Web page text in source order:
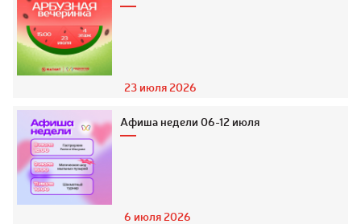
23 июля 2026
Афиша недели 06-12 июля
6 июля 2026